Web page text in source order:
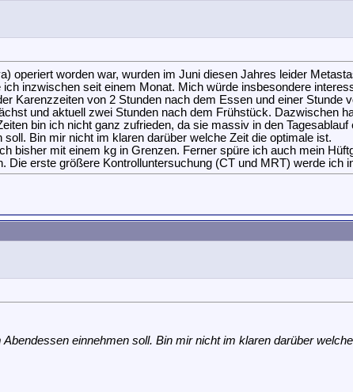
operiert worden war, wurden im Juni diesen Jahres leider
inzwischen seit einem Monat. Mich würde insbesondere
Karenzzeiten von 2 Stunden nach dem Essen und einer Stunde
und aktuell zwei Stunden nach dem Frühstück. Dazwischen
bin ich nicht ganz zufrieden, da sie massiv in den
Bin mir nicht im klaren darüber welche Zeit die optimale ist.
bisher mit einem kg in Grenzen. Ferner spüre ich auch mein
erste größere Kontrolluntersuchung (CT und MRT) werde ich
einnehmen soll. Bin mir nicht im klaren darüber